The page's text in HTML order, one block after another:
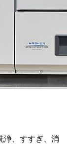
浄、すすぎ、消